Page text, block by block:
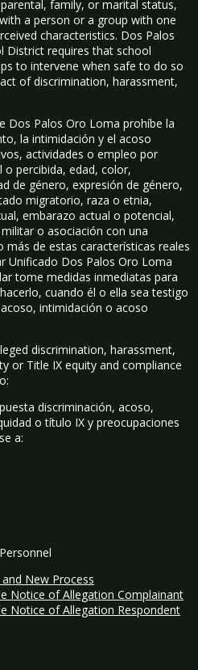
family, or marital status,
a person or a group with one
characteristics. Dos Palos
District requires that school
to intervene when safe to do so
of discrimination, harassment,
Dos Palos Oro Loma prohíbe la
la intimidación y el acoso
actividades o empleo por
o percibida, edad, color,
de género, expresión de género,
migratorio, raza o etnia,
embarazo actual o potencial,
o asociación con una
de estas características reales
Unificado Dos Palos Oro Loma
tome medidas inmediatas para
cuando él o ella sea testigo
intimidación o acoso
discrimination, harassment,
or Title IX equity and compliance
discriminación, acoso,
o título IX y preocupaciones
a:
New Process
Notice of Allegation Complainant
Notice of Allegation Respondent